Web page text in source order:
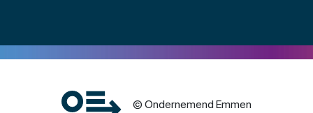
© Ondernemend Emmen